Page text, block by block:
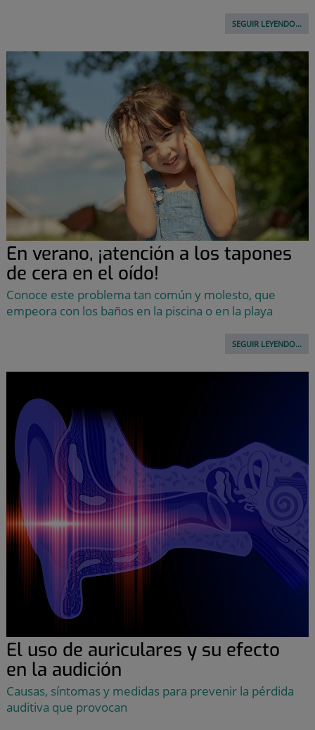
SEGUIR LEYENDO...
En verano, ¡atención a los tapones
de cera en el oído!
Conoce este problema tan común y molesto, que
empeora con los baños en la piscina o en la playa
SEGUIR LEYENDO...
El uso de auriculares y su efecto
en la audición
Causas, síntomas y medidas para prevenir la pérdida
auditiva que provocan